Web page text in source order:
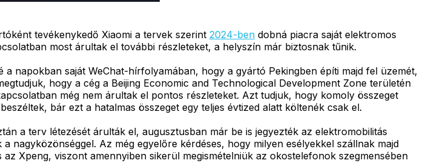
tevékenykedő Xiaomi a tervek szerint 2024-ben dobná piacra saját elektromos
most árultak el további részleteket, a helyszín már biztosnak tűnik.
napokban saját WeChat-hírfolyamában, hogy a gyártó Pekingben építi majd fel üzemét,
hogy a cég a Beijing Economic and Technological Development Zone területén
még nem árultak el pontos részleteket. Azt tudjuk, hogy komoly összeget
bár ezt a hatalmas összeget egy teljes évtized alatt költenék csak el.
a terv létezését árulták el, augusztusban már be is jegyezték az elektromobilitás
Az még egyelőre kérdéses, hogy milyen esélyekkel szállnak majd
Xpeng, viszont amennyiben sikerül megismételniük az okostelefonok szegmensében